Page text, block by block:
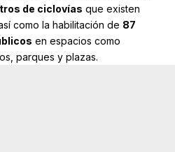
de ciclovías que existen
como la habilitación de 87
en espacios como
parques y plazas.